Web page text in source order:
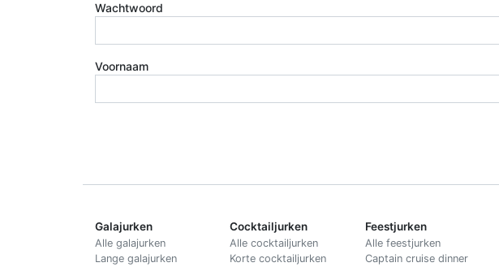
Wachtwoord
Voornaam
Galajurken
Alle galajurken
Lange galajurken
Cocktailjurken
Alle cocktailjurken
Korte cocktailjurken
Feestjurken
Alle feestjurken
Captain cruise dinner